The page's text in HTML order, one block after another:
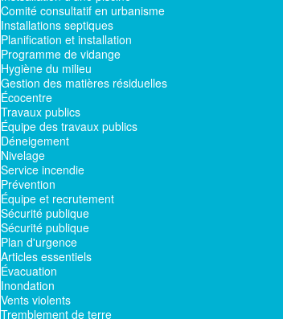
Comité consultatif en urbanisme
Installations septiques
Planification et installation
Programme de vidange
Hygiène du milieu
Gestion des matières résiduelles
Écocentre
Travaux publics
Équipe des travaux publics
Déneigement
Nivelage
Service incendie
Prévention
Équipe et recrutement
Sécurité publique
Sécurité publique
Plan d'urgence
Articles essentiels
Évacuation
Inondation
Vents violents
Tremblement de terre